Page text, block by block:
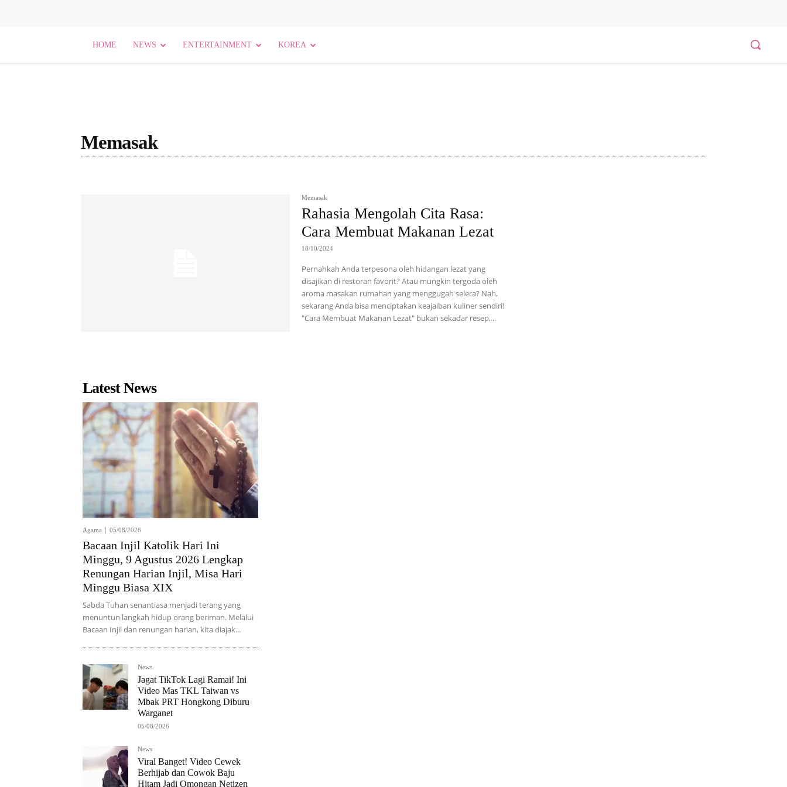
HOME NEWS ENTERTAINMENT KOREA
Memasak
Memasak
Rahasia Mengolah Cita Rasa:
Cara Membuat Makanan Lezat
18/10/2024
Pernahkah Anda terpesona oleh hidangan lezat yang
disajikan di restoran favorit? Atau mungkin tergoda oleh
aroma masakan rumahan yang menggugah selera? Nah,
sekarang Anda bisa menciptakan keajaiban kuliner sendiri!
"Cara Membuat Makanan Lezat" bukan sekadar resep,...
Latest News
Agama 05/08/2026
Bacaan Injil Katolik Hari Ini
Minggu, 9 Agustus 2026 Lengkap
Renungan Harian Injil, Misa Hari
Minggu Biasa XIX
Sabda Tuhan senantiasa menjadi terang yang
menuntun langkah hidup orang beriman. Melalui
Bacaan Injil dan renungan harian, kita diajak...
News
Jagat TikTok Lagi Ramai! Ini
Video Mas TKL Taiwan vs
Mbak PRT Hongkong Diburu
Warganet
05/08/2026
News
Viral Banget! Video Cewek
Berhijab dan Cowok Baju
Hitam Jadi Omongan Netizen